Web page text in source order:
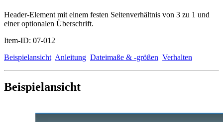
Header-Element mit einem festen Seitenverhältnis von 3 zu 1 und
einer optionalen Überschrift.
Item-ID: 07-012
Beispielansicht Anleitung Dateimaße & -größen Verhalten
Beispielansicht